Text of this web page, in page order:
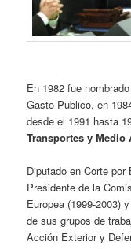
En 1982 fue
Gasto Publico, en
desde el 1991 hasta
Transportes y Medio
Diputado en Corte
Presidente de la
Europea (1999-2003)
de sus grupos de
Acción Exterior y